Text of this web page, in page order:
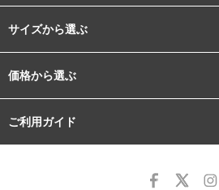
ピンク オレンジ
シルバー
サイズから選ぶ
価格から選ぶ
ご利用ガイド